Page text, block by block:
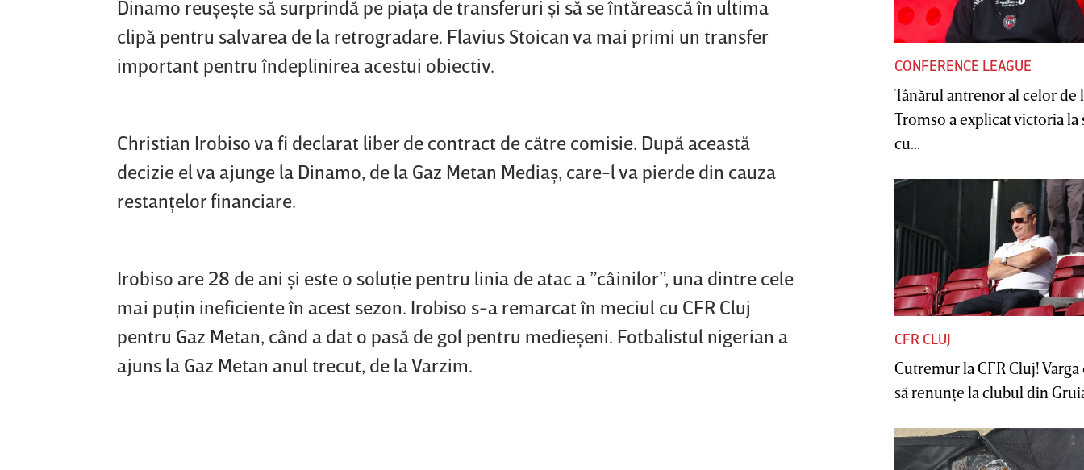
Dinamo reuşeşte să surprindă pe piaţa de transferuri şi să se întărească în ultima
clipă pentru salvarea de la retrogradare. Flavius Stoican va mai primi un transfer
important pentru îndeplinirea acestui obiectiv.
Christian Irobiso va fi declarat liber de contract de către comisie. După această
decizie el va ajunge la Dinamo, de la Gaz Metan Mediaş, care-l va pierde din cauza
restanţelor financiare.
Irobiso are 28 de ani şi este o soluţie pentru linia de atac a ”câinilor”, una dintre cele
mai puţin ineficiente în acest sezon. Irobiso s-a remarcat în meciul cu CFR Cluj
pentru Gaz Metan, când a dat o pasă de gol pentru medieşeni. Fotbalistul nigerian a
ajuns la Gaz Metan anul trecut, de la Varzim.
CONFERENCE LEAGUE
Tânărul antrenor al celor de
Tromso a explicat victoria la
cu...
CFR CLUJ
Cutremur la CFR Cluj! Varga
să renunţe la clubul din